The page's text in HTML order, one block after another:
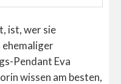
ist, wer sie
ehemaliger
Pendant Eva
wissen am besten,